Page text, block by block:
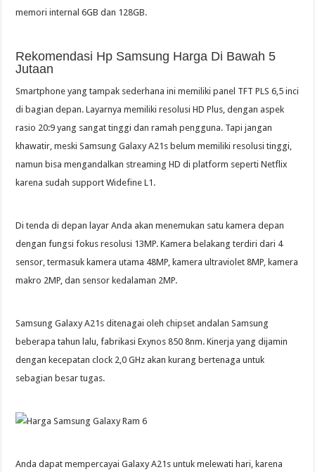
memori internal 6GB dan 128GB.
Rekomendasi Hp Samsung Harga Di Bawah 5
Jutaan
Smartphone yang tampak sederhana ini memiliki panel TFT PLS 6,5 inci
di bagian depan. Layarnya memiliki resolusi HD Plus, dengan aspek
rasio 20:9 yang sangat tinggi dan ramah pengguna. Tapi jangan
khawatir, meski Samsung Galaxy A21s belum memiliki resolusi tinggi,
namun bisa mengandalkan streaming HD di platform seperti Netflix
karena sudah support Widefine L1.
Di tenda di depan layar Anda akan menemukan satu kamera depan
dengan fungsi fokus resolusi 13MP. Kamera belakang terdiri dari 4
sensor, termasuk kamera utama 48MP, kamera ultraviolet 8MP, kamera
makro 2MP, dan sensor kedalaman 2MP.
Samsung Galaxy A21s ditenagai oleh chipset andalan Samsung
beberapa tahun lalu, fabrikasi Exynos 850 8nm. Kinerja yang dijamin
dengan kecepatan clock 2,0 GHz akan kurang bertenaga untuk
sebagian besar tugas.
Anda dapat mempercayai Galaxy A21s untuk melewati hari, karena